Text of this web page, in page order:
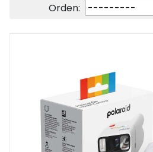
Orden: